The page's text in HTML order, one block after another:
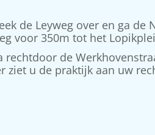
de Leyweg over en ga
voor 350m tot het
rechtdoor de
ziet u de praktijk aan uw